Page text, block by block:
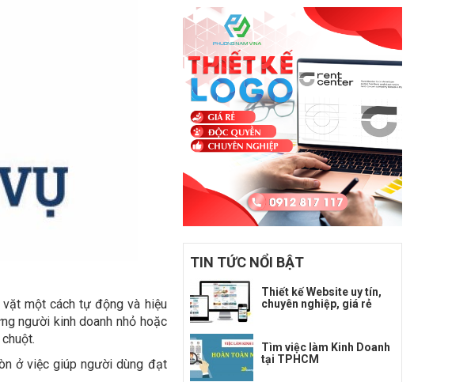
một cách tự động và hiệu
người kinh doanh nhỏ hoặc
ở việc giúp người dùng đạt
TIN TỨC NỔI BẬT
Thiết kế Website uy tín,
chuyên nghiệp, giá rẻ
Tìm việc làm Kinh Doanh
tại TPHCM